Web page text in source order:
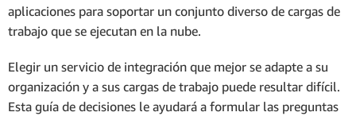
aplicaciones para soportar un conjunto diverso de cargas de
trabajo que se ejecutan en la nube.
Elegir un servicio de integración que mejor se adapte a su
organización y a sus cargas de trabajo puede resultar difícil.
Esta guía de decisiones le ayudará a formular las preguntas